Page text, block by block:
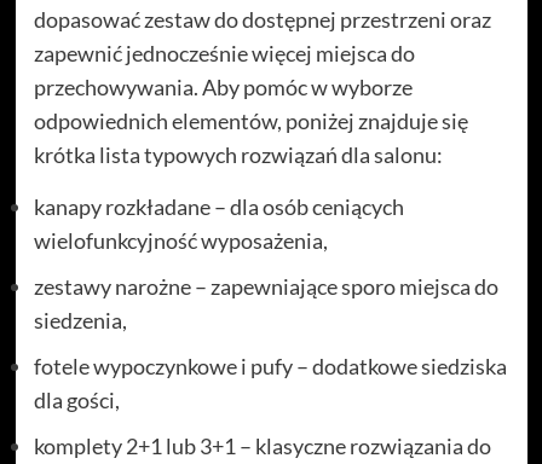
dopasować zestaw do dostępnej przestrzeni oraz
zapewnić jednocześnie więcej miejsca do
przechowywania. Aby pomóc w wyborze
odpowiednich elementów, poniżej znajduje się
krótka lista typowych rozwiązań dla salonu:
kanapy rozkładane – dla osób ceniących
wielofunkcyjność wyposażenia,
zestawy narożne – zapewniające sporo miejsca do
siedzenia,
fotele wypoczynkowe i pufy – dodatkowe siedziska
dla gości,
komplety 2+1 lub 3+1 – klasyczne rozwiązania do